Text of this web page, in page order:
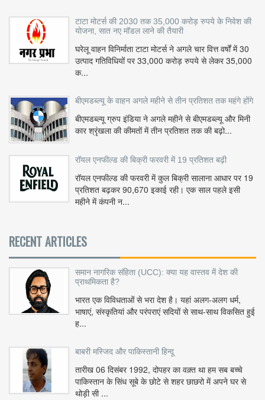
टाटा मोटर्स की 2030 तक 35,000 करोड़ रुपये के निवेश की
योजना, सात नए मॉडल लाने की तैयारी
घरेलू वाहन विनिर्माता टाटा मोटर्स ने अगले चार वित्त वर्षों में 30
उत्पाद गतिविधियों पर 33,000 करोड़ रुपये से लेकर 35,000
क...
बीएमडब्ल्यू के वाहन अगले महीने से तीन प्रतिशत तक महंगे होंगे
बीएमडब्ल्यू ग्रुप इंडिया ने अगले महीने से बीएमडब्ल्यू और मिनी
कार श्रृंखला की कीमतों में तीन प्रतिशत तक की बढ़ो...
रॉयल एनफील्ड की बिक्री फरवरी में 19 प्रतिशत बढ़ी
रॉयल एनफील्ड की फरवरी में कुल बिक्री सालाना आधार पर 19
प्रतिशत बढ़कर 90,670 इकाई रही। एक साल पहले इसी
महीने में कंपनी न...
RECENT ARTICLES
समान नागरिक संहिता (UCC): क्या यह वास्तव में देश की
प्राथमिकता है?
भारत एक विविधताओं से भरा देश है। यहां अलग-अलग धर्म,
भाषाएं, संस्कृतियां और परंपराएं सदियों से साथ-साथ विकसित हुई
ह...
बाबरी मस्जिद और पाकिस्तानी हिन्दू
तारीख 06 दिसंबर 1992, दोपहर का वक़्त था हम सब बच्चे
पाकिस्तान के सिंध सूबे के छोटे से शहर छाछरो में अपने घर से
थोड़ी सी ...